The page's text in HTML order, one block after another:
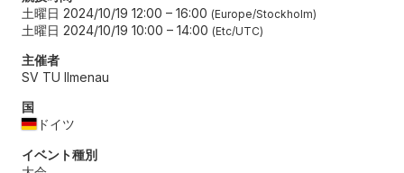
土曜日 2024/10/19 12:00 – 16:00 Europe/Stockholm
土曜日 2024/10/19 10:00 – 14:00 Etc/UTC
主催者
SV TU Ilmenau
国
ドイツ
イベント種別